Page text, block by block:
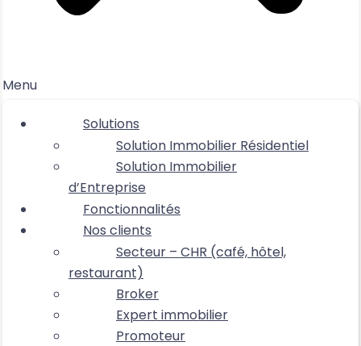
Menu
Solutions
Solution Immobilier Résidentiel
Solution Immobilier
d’Entreprise
Fonctionnalités
Nos clients
Secteur – CHR (café, hôtel,
restaurant)
Broker
Expert immobilier
Promoteur